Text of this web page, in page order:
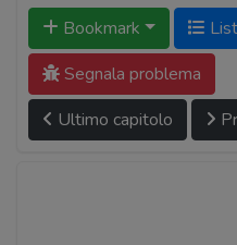
Bookmark
Segnala problema
Ultimo capitolo